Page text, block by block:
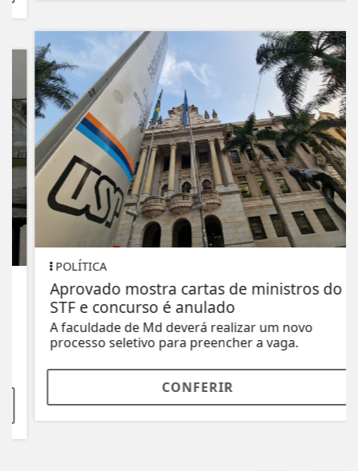
POLÍTICA
Aprovado mostra cartas de ministros do
STF e concurso é anulado
A faculdade de Md deverá realizar um novo
processo seletivo para preencher a vaga.
CONFERIR